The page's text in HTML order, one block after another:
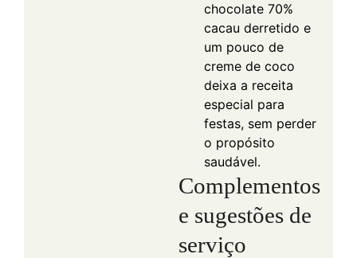
chocolate 70%
cacau derretido e
um pouco de
creme de coco
deixa a receita
especial para
festas, sem perder
o propósito
saudável.
Complementos
e sugestões de
serviço